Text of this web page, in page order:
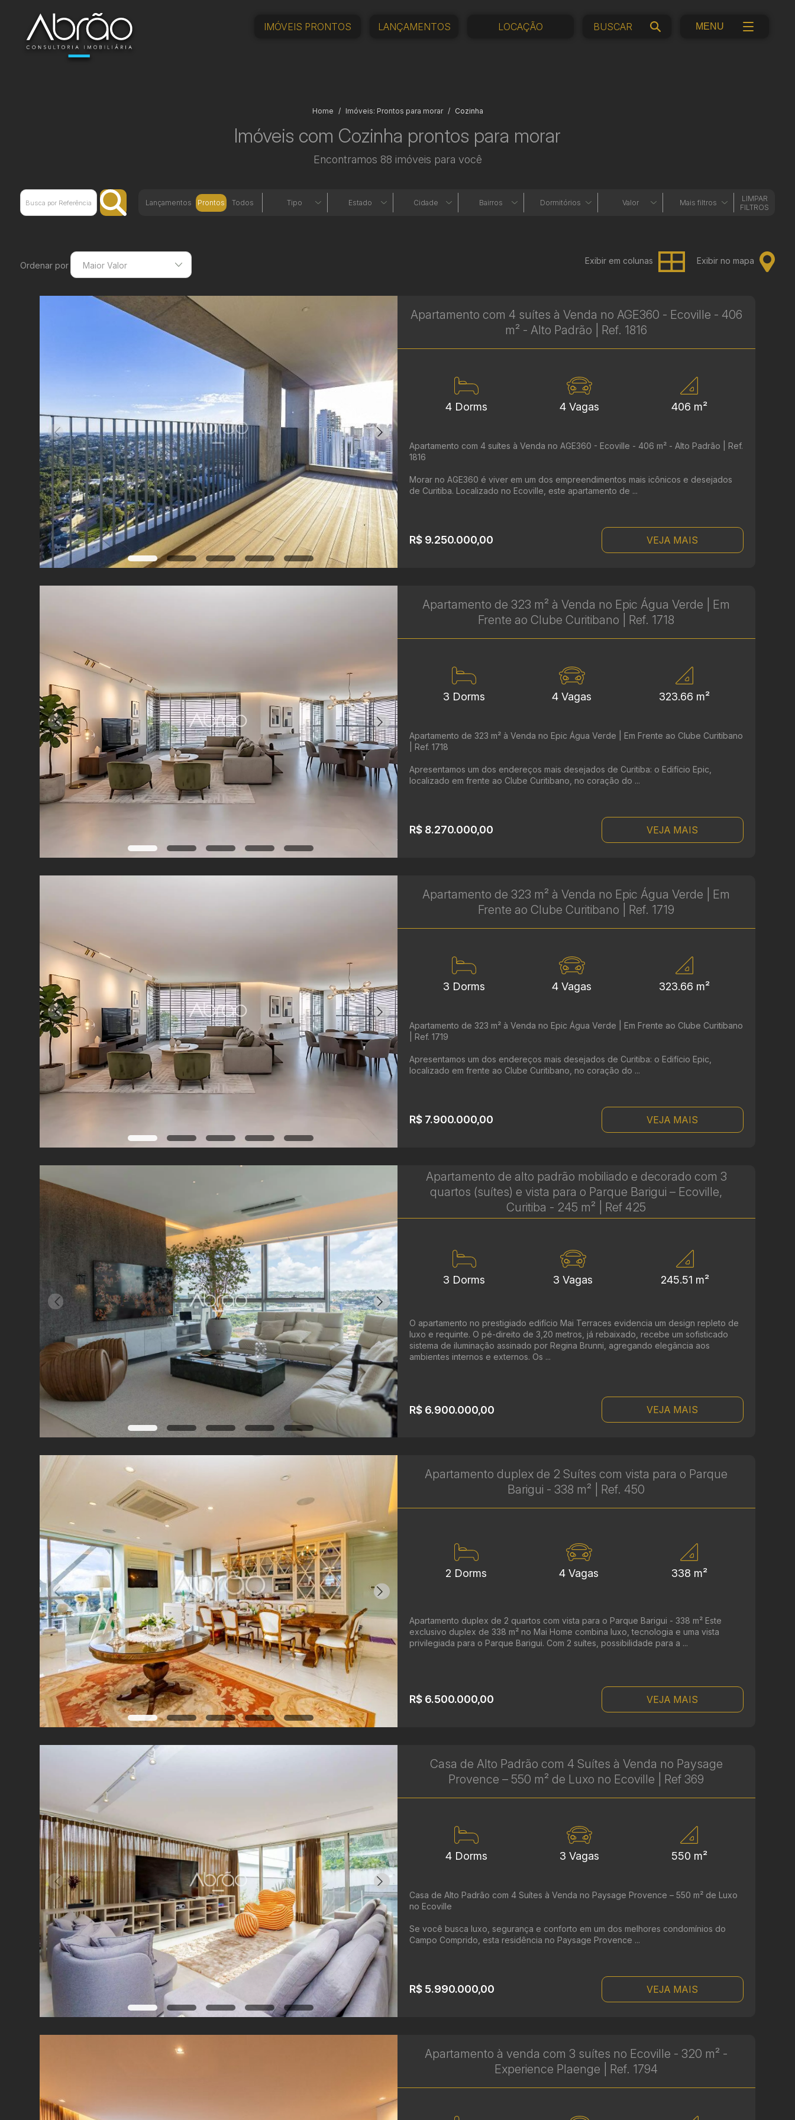
IMÓVEIS PRONTOS LANÇAMENTOS LOCAÇÃO MENU
Home Imóveis: Prontos para morar Cozinha
Imóveis com Cozinha prontos para morar
Encontramos 88 imóveis para você
Lançamentos Prontos Todos Tipo Estado Cidade Bairros Dormitórios Valor Mais filtros
LIMPAR
FILTROS
Ordenar por Maior Valor
Maior Valor
Menor Área
Exibir em colunas Exibir no mapa
Apartamento com 4 suítes à Venda no AGE360 - Ecoville - 406
m² - Alto Padrão | Ref. 1816
4 Dorms 4 Vagas 406 m²
Apartamento com 4 suítes à Venda no AGE360 - Ecoville - 406 m² - Alto Padrão | Ref.
1816
Morar no AGE360 é viver em um dos empreendimentos mais icônicos e desejados
de Curitiba. Localizado no Ecoville, este apartamento de ...
R$ 9.250.000,00 VEJA MAIS
Apartamento de 323 m² à Venda no Epic Água Verde | Em
Frente ao Clube Curitibano | Ref. 1718
3 Dorms 4 Vagas 323.66 m²
Apartamento de 323 m² à Venda no Epic Água Verde | Em Frente ao Clube Curitibano
| Ref. 1718
Apresentamos um dos endereços mais desejados de Curitiba: o Edifício Epic,
localizado em frente ao Clube Curitibano, no coração do ...
R$ 8.270.000,00 VEJA MAIS
Apartamento de 323 m² à Venda no Epic Água Verde | Em
Frente ao Clube Curitibano | Ref. 1719
3 Dorms 4 Vagas 323.66 m²
Apartamento de 323 m² à Venda no Epic Água Verde | Em Frente ao Clube Curitibano
| Ref. 1719
Apresentamos um dos endereços mais desejados de Curitiba: o Edifício Epic,
localizado em frente ao Clube Curitibano, no coração do ...
R$ 7.900.000,00 VEJA MAIS
Apartamento de alto padrão mobiliado e decorado com 3
quartos (suítes) e vista para o Parque Barigui – Ecoville,
Curitiba - 245 m² | Ref 425
3 Dorms 3 Vagas 245.51 m²
O apartamento no prestigiado edifício Mai Terraces evidencia um design repleto de
luxo e requinte. O pé-direito de 3,20 metros, já rebaixado, recebe um sofisticado
sistema de iluminação assinado por Regina Brunni, agregando elegância aos
ambientes internos e externos. Os ...
R$ 6.900.000,00 VEJA MAIS
Apartamento duplex de 2 Suítes com vista para o Parque
Barigui - 338 m² | Ref. 450
2 Dorms 4 Vagas 338 m²
Apartamento duplex de 2 quartos com vista para o Parque Barigui - 338 m² Este
exclusivo duplex de 338 m² no Mai Home combina luxo, tecnologia e uma vista
privilegiada para o Parque Barigui. Com 2 suítes, possibilidade para a ...
R$ 6.500.000,00 VEJA MAIS
Casa de Alto Padrão com 4 Suítes à Venda no Paysage
Provence – 550 m² de Luxo no Ecoville | Ref 369
4 Dorms 3 Vagas 550 m²
Casa de Alto Padrão com 4 Suítes à Venda no Paysage Provence – 550 m² de Luxo
no Ecoville
Se você busca luxo, segurança e conforto em um dos melhores condomínios do
Campo Comprido, esta residência no Paysage Provence ...
R$ 5.990.000,00 VEJA MAIS
Apartamento à venda com 3 suítes no Ecoville - 320 m² -
Experience Plaenge | Ref. 1794